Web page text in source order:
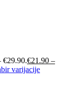
€29.90.€21.90 –
varijacije